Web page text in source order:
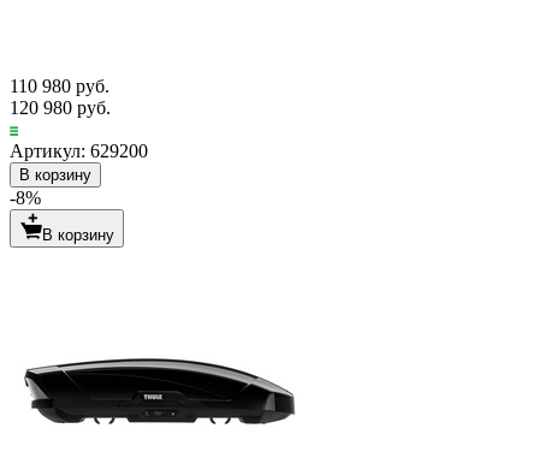
110 980 руб.
120 980 руб.
Артикул: 629200
В корзину
-8%
В корзину